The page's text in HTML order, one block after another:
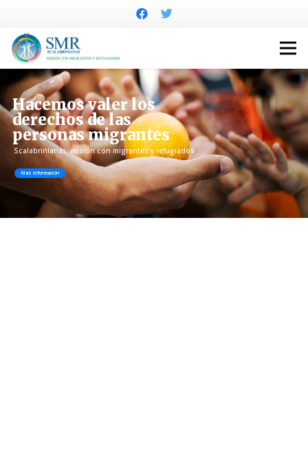
Hacemos valer los
derechos de las
personas migrantes
Scalabrinianas: misión con migrantes y refugiados
Más información